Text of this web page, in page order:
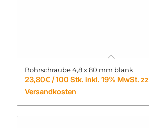
Bohrschraube 4,8 x 80 mm blank
23,80€ / 100 Stk. inkl. 19% MwSt.
Versandkosten